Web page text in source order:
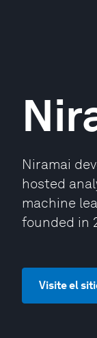
Niramai
hosted
machine
founded in
Visite el